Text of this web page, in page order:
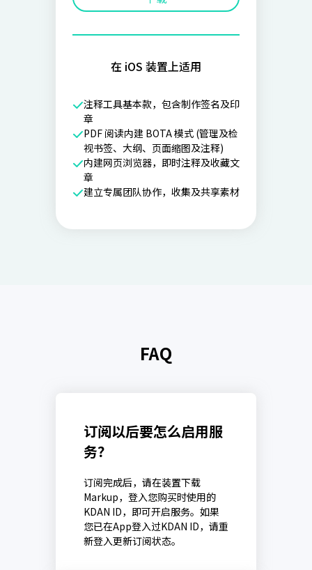
在 iOS 装置上适用
注释工具基本款，包含制作签名及印
章
PDF 阅读内建 BOTA 模式 (管理及检
视书签、大纲、页面缩图及注释)
内建网页浏览器，即时注释及收藏文
章
建立专属团队协作，收集及共享素材
FAQ
订阅以后要怎么启用服
务？
订阅完成后，请在装置下载
Markup，登入您购买时使用的
KDAN ID，即可开启服务。如果
您已在App登入过KDAN ID，请重
新登入更新订阅状态。